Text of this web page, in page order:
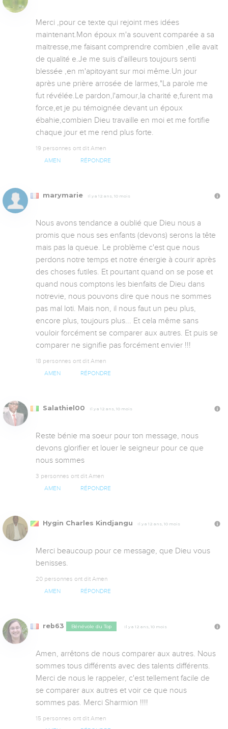
Merci ,pour ce texte qui rejoint mes idées
maintenant.Mon époux m'a souvent comparée a sa
maitresse,me faisant comprendre combien ,elle avait
de qualité e.Je me suis d'ailleurs toujours senti
blessée ,en m'apitoyant sur moi même.Un jour
après une prière arrosée de larmes,"La parole me
fut révélée.Le pardon,l'amour,la charité e,furent ma
force,et je pu témoignée devant un époux
ébahie,combien Dieu travaille en moi et me fortifie
chaque jour et me rend plus forte.
19 personnes ont dit Amen
AMEN RÉPONDRE
marymarie Il y a 12 ans, 10 mois
Nous avons tendance a oublié que Dieu nous a
promis que nous ses enfants (devons) serons la tête
mais pas la queue. Le problème c'est que nous
perdons notre temps et notre énergie à courir après
des choses futiles. Et pourtant quand on se pose et
quand nous comptons les bienfaits de Dieu dans
notrevie, nous pouvons dire que nous ne sommes
pas mal loti. Mais non, il nous faut un peu plus,
encore plus, toujours plus... Et cela même sans
vouloir forcément se comparer aux autres. Et puis se
comparer ne signifie pas forcément envier !!!
18 personnes ont dit Amen
AMEN RÉPONDRE
Salathiel00 Il y a 12 ans, 10 mois
Reste bénie ma soeur pour ton message, nous
devons glorifier et louer le seigneur pour ce que
nous sommes
3 personnes ont dit Amen
AMEN RÉPONDRE
Hygin Charles Kindjangu Il y a 12 ans, 10 mois
Merci beaucoup pour ce message, que Dieu vous
benisses.
20 personnes ont dit Amen
AMEN RÉPONDRE
reb63 Bénévole du Top Il y a 12 ans, 10 mois
Amen, arrêtons de nous comparer aux autres. Nous
sommes tous différents avec des talents différents.
Merci de nous le rappeler, c'est tellement facile de
se comparer aux autres et voir ce que nous
sommes pas. Merci Sharmion !!!!
15 personnes ont dit Amen